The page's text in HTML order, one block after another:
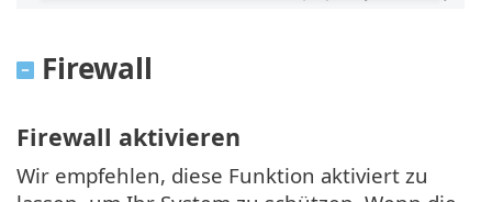
Firewall
Firewall aktivieren
Wir empfehlen, diese Funktion aktiviert zu